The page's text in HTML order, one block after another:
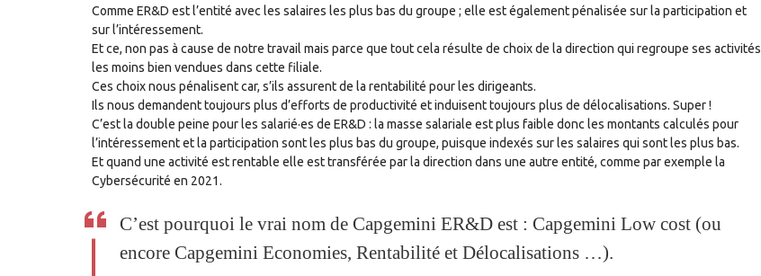
Comme ER&D est l’entité avec les salaires les plus bas du groupe ; elle est également pénalisée sur la participation et
sur l’intéressement.
Et ce, non pas à cause de notre travail mais parce que tout cela résulte de choix de la direction qui regroupe ses activités
les moins bien vendues dans cette filiale.
Ces choix nous pénalisent car, s’ils assurent de la rentabilité pour les dirigeants.
Ils nous demandent toujours plus d’efforts de productivité et induisent toujours plus de délocalisations. Super !
C’est la double peine pour les salarié·es de ER&D : la masse salariale est plus faible donc les montants calculés pour
l’intéressement et la participation sont les plus bas du groupe, puisque indexés sur les salaires qui sont les plus bas.
Et quand une activité est rentable elle est transférée par la direction dans une autre entité, comme par exemple la
Cybersécurité en 2021.
C’est pourquoi le vrai nom de Capgemini ER&D est : Capgemini Low cost (ou
encore Capgemini Economies, Rentabilité et Délocalisations …).